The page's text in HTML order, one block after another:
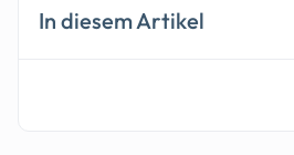
In diesem Artikel